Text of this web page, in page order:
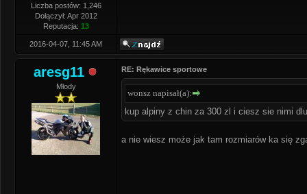
Liczba postów: 1,246
Dołączył: Apr 2012
Reputacja: 13
2016-04-07, 11:45 AM
aresg11
Młody
RE: Rękawice sportowe
wonsz napisał(a):
kup alpiny z chin za 300 zl i ciesz sie nimi
a nie wiesz może jak tam rozmiarów ka się